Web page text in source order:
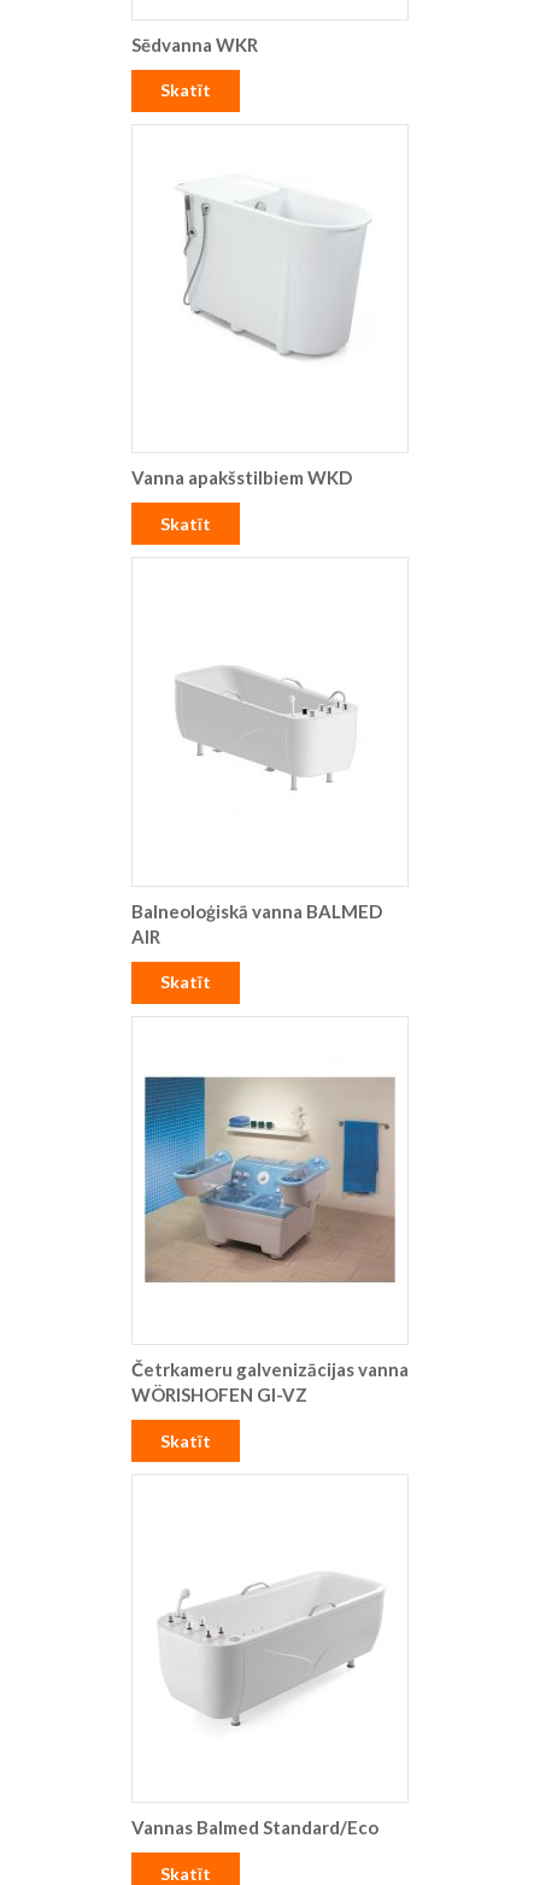
Sēdvanna WKR
Skatīt
Vanna apakšstilbiem WKD
Skatīt
Balneoloģiskā vanna BALMED
AIR
Skatīt
Četrkameru galvenizācijas vanna
WÖRISHOFEN GI-VZ
Skatīt
Vannas Balmed Standard/Eco
Skatīt